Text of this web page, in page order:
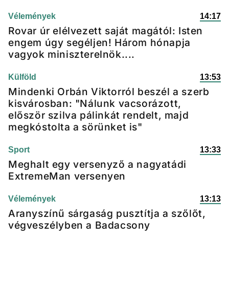
Vélemények 14:17
Rovar úr elélvezett saját magától: Isten
engem úgy segéljen! Három hónapja
vagyok miniszterelnök....
Külföld 13:53
Mindenki Orbán Viktorról beszél a szerb
kisvárosban: "Nálunk vacsorázott,
először szilva pálinkát rendelt, majd
megkóstolta a sörünket is"
Sport 13:33
Meghalt egy versenyző a nagyatádi
ExtremeMan versenyen
Vélemények 13:13
Aranyszínű sárgaság pusztítja a szőlőt,
végveszélyben a Badacsony